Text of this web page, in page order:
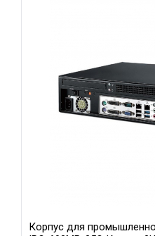
Корпус для